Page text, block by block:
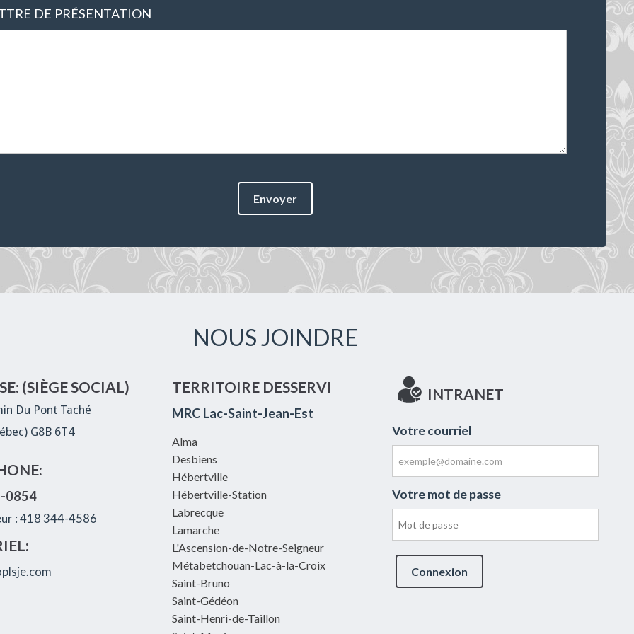
DE PRÉSENTATION
Envoyer
NOUS JOINDRE
(SIÈGE SOCIAL)
Du Pont Taché
G8B 6T4
0854
: 418 344-4586
TERRITOIRE DESSERVI
MRC Lac-Saint-Jean-Est
Alma
Desbiens
Hébertville
Hébertville-Station
Labrecque
Lamarche
L'Ascension-de-Notre-Seigneur
Métabetchouan-Lac-à-la-Croix
Saint-Bruno
Saint-Gédéon
Saint-Henri-de-Taillon
INTRANET
Votre courriel
Votre mot de passe
Connexion